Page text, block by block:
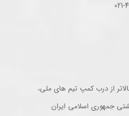
از درب کمپ تیم های ملی،
جمهوری اسلامی ایران